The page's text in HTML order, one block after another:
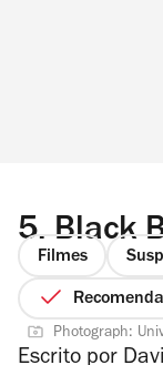
5. Black
Filmes
Photograph:
Escrito por